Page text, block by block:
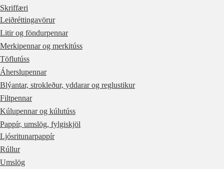
Skriffæri
Leiðréttingavörur
Litir og föndurpennar
Merkipennar og merkitúss
Töflutúss
Áherslupennar
Blýantar, strokleður, yddarar og reglustikur
Filtpennar
Kúlupennar og kúlutúss
Pappír, umslög, fylgiskjöl
Ljósritunarpappír
Rúllur
Umslög